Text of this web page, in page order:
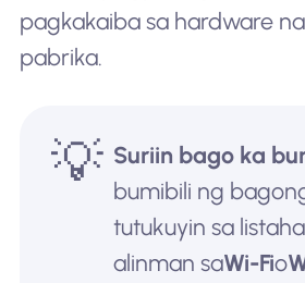
pagkakaiba sa hardware
pabrika.
💡 Suriin bago ka
bumibili ng
tutukuyin sa
alinman saWi-Fio